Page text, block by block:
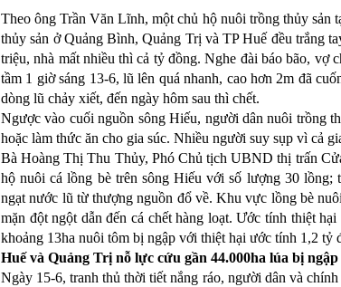
Theo ông Trần Văn Lĩnh, một chủ hộ nuôi trồng thủy
thủy sản ở Quảng Bình, Quảng Trị và TP Huế đều trắng
triệu, nhà mất nhiều thì cả tỷ đồng. Nghe đài báo bão, vợ
tầm 1 giờ sáng 13-6, lũ lên quá nhanh, cao hơn 2m đã
dòng lũ chảy xiết, đến ngày hôm sau thì chết.
Ngược vào cuối nguồn sông Hiếu, người dân nuôi trồng
hoặc làm thức ăn cho gia súc. Nhiều người suy sụp vì cả
Bà Hoàng Thị Thu Thủy, Phó Chủ tịch UBND thị trấn
hộ nuôi cá lồng bè trên sông Hiếu với số lượng 30
ngạt nước lũ từ thượng nguồn đổ về. Khu vực lồng bè
mặn đột ngột dẫn đến cá chết hàng loạt. Ước tính thiệt
khoảng 13ha nuôi tôm bị ngập với thiệt hại ước tính 1,2 tỷ
Huế và Quảng Trị nỗ lực cứu gần 44.000ha lúa bị
Ngày 15-6, tranh thủ thời tiết nắng ráo, người dân và